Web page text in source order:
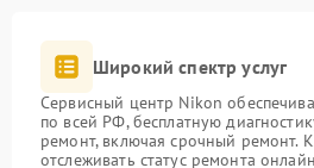
Широкий спектр услуг
Сервисный центр Nikon
по всей РФ, бесплатную
ремонт, включая срочный ремонт.
отслеживать статус ремонта